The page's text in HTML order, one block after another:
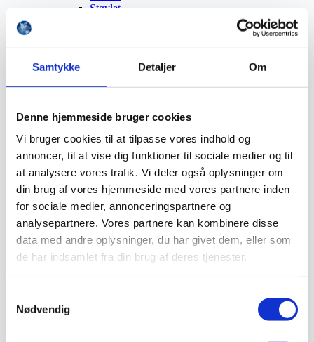
Samtykke Detaljer Om
Denne hjemmeside bruger cookies
Vi bruger cookies til at tilpasse vores indhold og
annoncer, til at vise dig funktioner til sociale medier og til
at analysere vores trafik. Vi deler også oplysninger om
din brug af vores hjemmeside med vores partnere inden
for sociale medier, annonceringspartnere og
analysepartnere. Vores partnere kan kombinere disse
data med andre oplysninger, du har givet dem, eller som
de har indsamlet fra din brug af deres tjenester.
Nødvendig
Støvlet
Stiger
Advarselsskilte
Brandskilte
Henvisningsskilte
Hunde
Klistermærke / Markat
Piktogrammer
Påbudsskilte
Standere, galger og beslag
Vejskilte
Sundhedsmiljø
Luftrenser
Ozonmaskiner
Trafiksikkerhed
Afspærring